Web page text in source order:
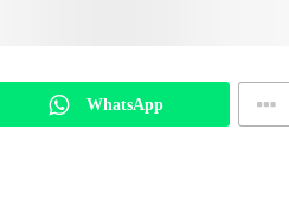
WhatsApp